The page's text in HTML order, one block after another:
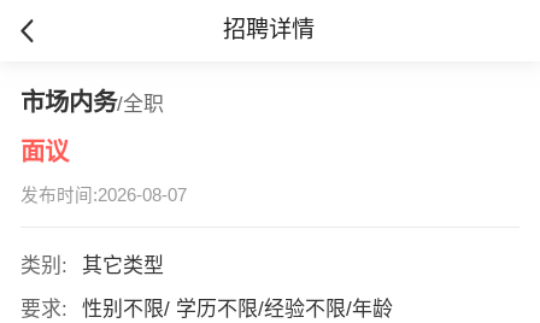
招聘详情
市场内务/全职
面议
发布时间:2026-08-07
类别:
其它类型
要求:
性别不限/ 学历不限/经验不限/年龄